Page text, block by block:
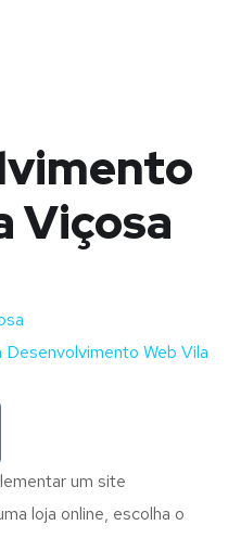
Viçosa
Web Vila
um site
loja online, escolha o